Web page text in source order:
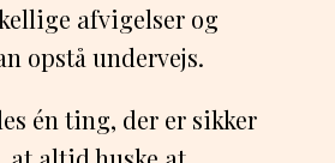
afvigelser og
opstå undervejs.
én ting, der er sikker